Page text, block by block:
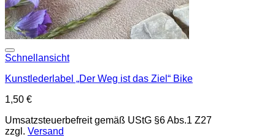
Schnellansicht
Kunstlederlabel „Der Weg ist das Ziel“ Bike
1,50 €
Umsatzsteuerbefreit gemäß UStG §6 Abs.1 Z27
zzgl. Versand